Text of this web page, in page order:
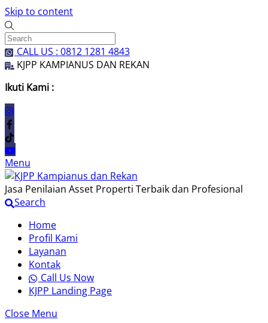
Skip to content
CALL US : 0812 1281 4843
KJPP KAMPIANUS DAN REKAN
Ikuti Kami :
Menu
Jasa Penilaian Asset Properti Terbaik dan Profesional
Search
Home
Profil Kami
Layanan
Kontak
Call Us Now
KJPP Landing Page
Close Menu